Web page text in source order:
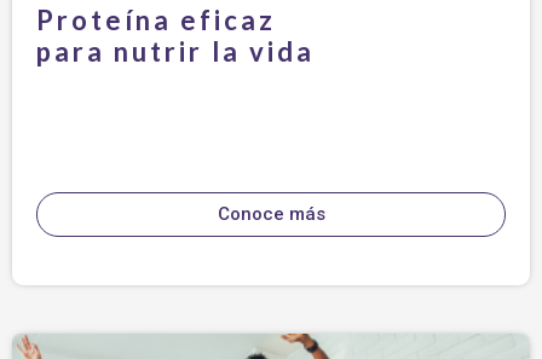
Proteína eficaz
para nutrir la vida
Conoce más